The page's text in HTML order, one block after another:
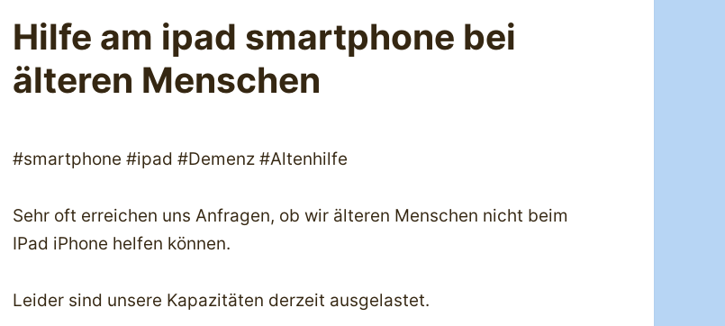
Hilfe am ipad smartphone bei
älteren Menschen
#smartphone #ipad #Demenz #Altenhilfe
Sehr oft erreichen uns Anfragen, ob wir älteren Menschen nicht beim
IPad iPhone helfen können.
Leider sind unsere Kapazitäten derzeit ausgelastet.